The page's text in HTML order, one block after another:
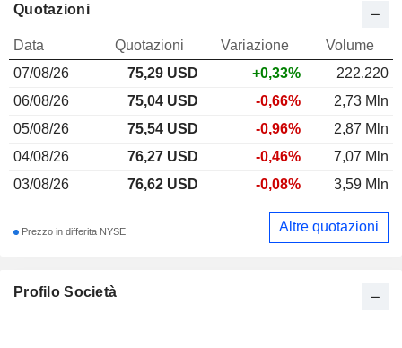
Profilo Società
Quotazioni
Data Quotazioni Variazione
Volume
07/08/26
75,29 USD +0,33%
222.220
06/08/26
75,04 USD -0,66%
2,73 Mln
05/08/26
75,54 USD -0,96%
2,87 Mln
04/08/26
76,27 USD -0,46%
7,07 Mln
03/08/26
76,62 USD -0,08% 3,59 Mln
Prezzo in differita NYSE Altre quotazioni